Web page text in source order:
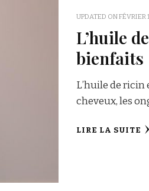
UPDATED ONFÉVRIER
L’huile
bienfaits
L’huile de ricin
cheveux, les
LIRE LA SUITE